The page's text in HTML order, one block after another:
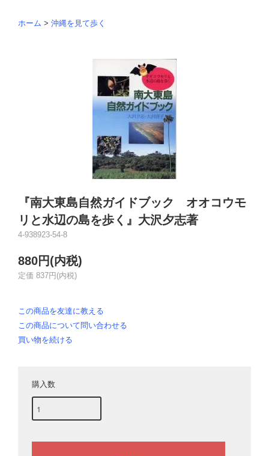
ホーム > 沖縄を見て歩く
『南大東島自然ガイドブック オオコウモ
リと水辺の島を歩く』大沢夕志著
4-938923-54-8
880円(内税)
定価 837円(内税)
この商品を友達に教える
この商品について問い合わせる
買い物を続ける
購入数